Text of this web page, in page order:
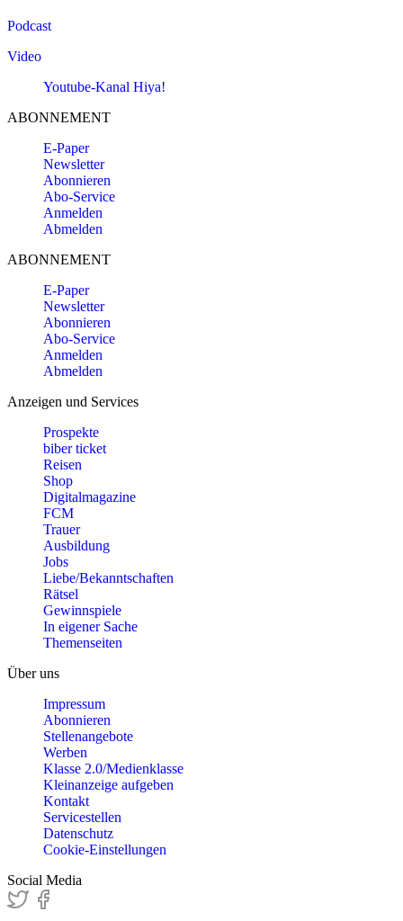
Podcast
Video
Youtube-Kanal Hiya!
ABONNEMENT
E-Paper
Newsletter
Abonnieren
Abo-Service
Anmelden
Abmelden
ABONNEMENT
E-Paper
Newsletter
Abonnieren
Abo-Service
Anmelden
Abmelden
Anzeigen und Services
Prospekte
biber ticket
Reisen
Shop
Digitalmagazine
FCM
Trauer
Ausbildung
Jobs
Liebe/Bekanntschaften
Rätsel
Gewinnspiele
In eigener Sache
Themenseiten
Über uns
Impressum
Abonnieren
Stellenangebote
Werben
Klasse 2.0/Medienklasse
Kleinanzeige aufgeben
Kontakt
Servicestellen
Datenschutz
Cookie-Einstellungen
Social Media